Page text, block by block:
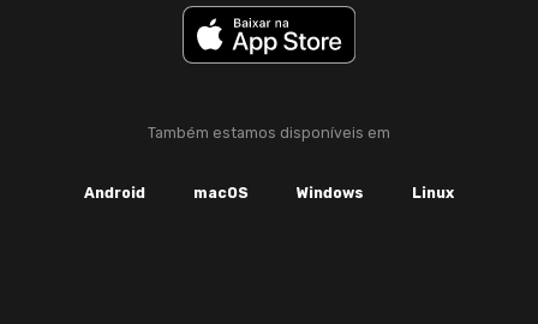
Também estamos disponíveis em
Android macOS Windows Linux